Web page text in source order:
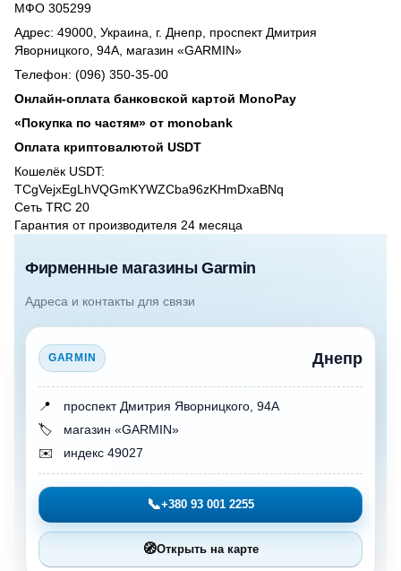
МФО 305299
Адрес: 49000, Украина, г. Днепр, проспект Дмитрия
Яворницкого, 94А, магазин «GARMIN»
Телефон: (096) 350-35-00
Онлайн-оплата банковской картой MonoPay
«Покупка по частям» от monobank
Оплата криптовалютой USDT
Кошелёк USDT:
TCgVejxEgLhVQGmKYWZCba96zKHmDxaBNq
Сеть TRC 20
Гарантия от производителя 24 месяцa
Фирменные магазины Garmin
Адреса и контакты для связи
GARMIN Днепр
📍
проспект Дмитрия Яворницкого, 94А
🏷️
магазин «GARMIN»
✉️
индекс 49027
📞+380 93 001 2255
🧭Открыть на карте